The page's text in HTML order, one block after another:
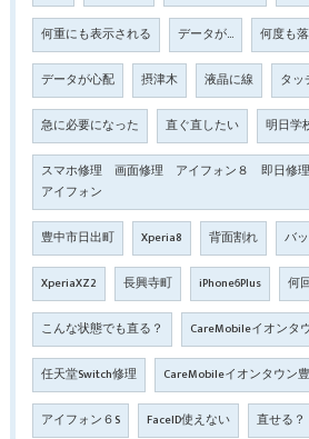
何重にも表示される データが… 何度も
データが心配 摂津木 液晶に線 タッ
急に必要になった 直ぐ直したい 明日学
スマホ修理 画面修理 アイフォン８ 即日修
アイフォン
豊中市日出町 Xperia8 背面割れ バ
XperiaXZ2 長興寺町 iPhone6Plus 何
こんな状態でも直る？ CareMobileイオンタ
任天堂Switch修理 CareMobileイオンタウン
アイフォン６S FaceID使えない 直せる？